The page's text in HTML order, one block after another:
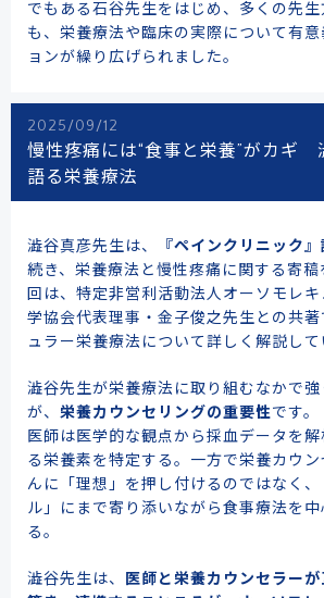
でもある石谷先生をはじめ、多くの先
も、栄養療法や臨床の実際について有
ョンが繰り広げられました。
2025/09/12
慢性疼痛には“食事と栄養”がカギ
語る栄養療法
澁谷真彦先生は、 『ペインクリニック
続き、栄養療法と慢性疼痛に関する寄
回は、特定非営利活動法人オーソモレ
学協会代表理事・金子俊之先生との共
ュラー栄養療法について詳しく解説して
澁谷先生が栄養療法に取り組むなかで
が、 栄養カウンセリングの重要性です。
医師は医学的な観点から採血データを
る栄養素を特定する。一方で栄養カウ
んに「理想」を押し付けるのではなく
ル」にまで寄り添いながら食事療法を
る。
澁谷先生は、
医師と栄養カウンセラー